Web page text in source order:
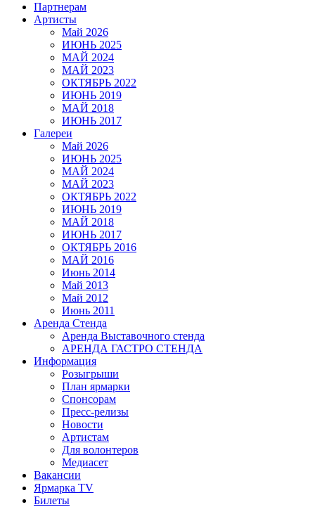
Партнерам
Артисты
Май 2026
ИЮНЬ 2025
МАЙ 2024
МАЙ 2023
ОКТЯБРЬ 2022
ИЮНЬ 2019
МАЙ 2018
ИЮНЬ 2017
Галереи
Май 2026
ИЮНЬ 2025
МАЙ 2024
МАЙ 2023
ОКТЯБРЬ 2022
ИЮНЬ 2019
МАЙ 2018
ИЮНЬ 2017
ОКТЯБРЬ 2016
МАЙ 2016
Июнь 2014
Май 2013
Май 2012
Июнь 2011
Аренда Стенда
Аренда Выставочного стенда
АРЕНДА ГАСТРО СТЕНДА
Информация
Розыгрыши
План ярмарки
Спонсорам
Пресс-релизы
Новости
Артистам
Для волонтеров
Медиасет
Вакансии
Ярмарка TV
Билеты